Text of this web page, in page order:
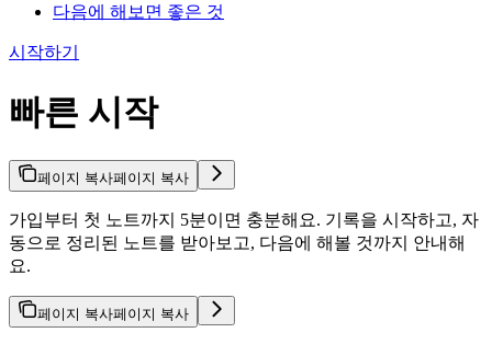
다음에 해보면 좋은 것
시작하기
빠른 시작
페이지 복사페이지 복사
가입부터 첫 노트까지 5분이면 충분해요. 기록을 시작하고, 자
동으로 정리된 노트를 받아보고, 다음에 해볼 것까지 안내해
요.
페이지 복사페이지 복사